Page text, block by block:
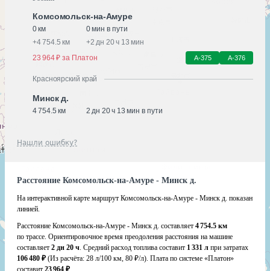
Комсомольск-на-Амуре
0 км
0 мин в пути
+4 754.5 км +2 дн 20 ч 13 мин
23 964 ₽ за Платон
А-375 А-376
Красноярский край
Минск д.
4 754.5 км 2 дн 20 ч 13 мин в пути
Нашли ошибку?
Расстояние Комсомольск-на-Амуре - Минск д.
На интерактивной карте маршрут Комсомольск-на-Амуре - Минск д. показан
линией.
Расстояние Комсомольск-на-Амуре - Минск д. составляет 4 754.5 км
по трассе. Ориентировочное время преодоления расстояния на машине
составляет 2 дн 20 ч. Средний расход топлива составит 1 331 л при затратах
106 480 ₽ (Из расчёта: 28 л/100 км, 80 ₽/л). Плата по системе «Платон»
составит 23 964 ₽